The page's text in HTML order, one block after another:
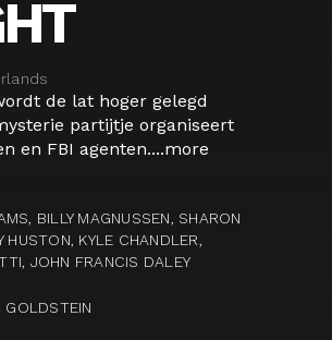
de lat hoger gelegd
partijtje organiseert
en FBI agenten....more
BILLY MAGNUSSEN, SHARON
HUSTON, KYLE CHANDLER,
JOHN FRANCIS DALEY
GOLDSTEIN